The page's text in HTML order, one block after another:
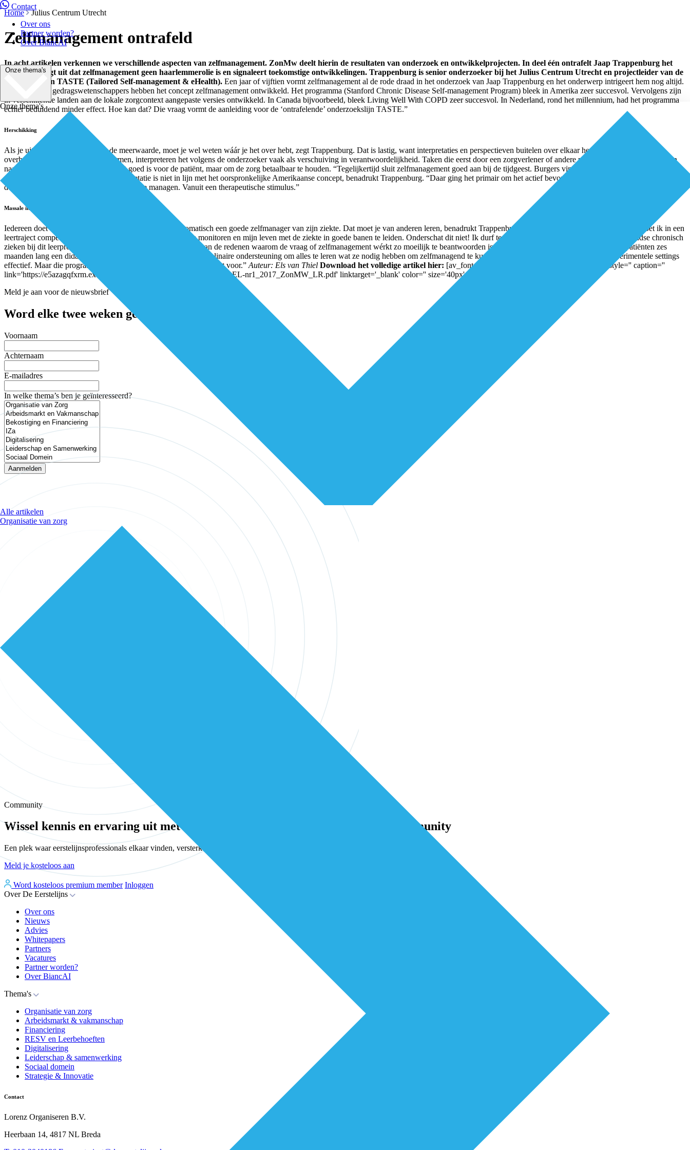
Contact
Over ons
Partner worden?
Over BiancAI
Onze thema's
Onze thema's
Alle artikelen
Organisatie van zorg
Home Julius Centrum Utrecht
Zelfmanagement ontrafeld
In acht artikelen verkennen we verschillende aspecten van zelfmanagement. ZonMw deelt hierin de resultaten van onderzoek en ontwikkelprojecten. In deel één ontrafelt Jaap Trappenburg het
begrip. Hij legt uit dat zelfmanagement geen haarlemmerolie is en signaleert toekomstige ontwikkelingen. Trappenburg is senior onderzoeker bij het Julius Centrum Utrecht en projectleider van de
onderzoekslijn TASTE (Tailored Self-management & eHealth). Een jaar of vijftien vormt zelfmanagement al de rode draad in het onderzoek van Jaap Trappenburg en het onderwerp intrigeert hem nog altijd.
“Amerikaanse gedragswetenschappers hebben het concept zelfmanagement ontwikkeld. Het programma (Stanford Chronic Disease Self-management Program) bleek in Amerika zeer succesvol. Vervolgens zijn
in verschillende landen aan de lokale zorgcontext aangepaste versies ontwikkeld. In Canada bijvoorbeeld, bleek Living Well With COPD zeer succesvol. In Nederland, rond het millennium, had het programma
echter beduidend minder effect. Hoe kan dat? Die vraag vormt de aanleiding voor de ‘ontrafelende’ onderzoekslijn TASTE.”
Herschikking
Als je uitspraken wilt doen over de meerwaarde, moet je wel weten wáár je het over hebt, zegt Trappenburg. Dat is lastig, want interpretaties en perspectieven buitelen over elkaar heen. Beleidsmakers en
overheid die zelfmanagement omarmen, interpreteren het volgens de onderzoeker vaak als verschuiving in verantwoordelijkheid. Taken die eerst door een zorgverlener of andere partij uitgevoerd worden, gaan
naar de patiënt. Niet zozeer omdat dat goed is voor de patiënt, maar om de zorg betaalbaar te houden. “Tegelijkertijd sluit zelfmanagement goed aan bij de tijdgeest. Burgers vinden het fijn om meer autonomie en
eigen regie te hebben.” Maar, die interpretatie is niet in lijn met het oorspronkelijke Amerikaanse concept, benadrukt Trappenburg. “Daar ging het primair om het actief bevorderen van competenties en kennis bij
de chronische patiënt om zijn eigen ziekte te managen. Vanuit een therapeutische stimulus.”
Massale investering
Iedereen doet aan zelfmanagement, maar niemand is automatisch een goede zelfmanager van zijn ziekte. Dat moet je van anderen leren, benadrukt Trappenburg. “Wanneer ik een aandoening krijg, moet ik in een
leertraject competenties en kennis opdoen om mijn ziekte te monitoren en mijn leven met de ziekte in goede banen te leiden. Onderschat dit niet! Ik durf te stellen dat een groot deel van de Nederlandse chronisch
zieken bij dit leerproces suboptimaal begeleid is.” Het is een van de redenen waarom de vraag of zelfmanagement wérkt zo moeilijk te beantwoorden is. “Zelfmanagementprogramma’s waarbij patiënten zes
maanden lang een didactische ‘stootkuur’ krijgen met multidisciplinaire ondersteuning om alles te leren wat ze nodig hebben om zelfmanagend te kunnen zijn, blijken in de literatuur en in experimentele settings
effectief. Maar die programma’s komen in de dagelijkse praktijk niet voor.” Auteur: Els van Thiel Download het volledige artikel hier: [av_font_icon icon='ue82d' font='entypo-fontello' style='' caption=''
link='https://e5azagqfxrm.exactdn.com/wp-content/uploads/2017/01/DEL-nr1_2017_ZonMW_LR.pdf' linktarget='_blank' color='' size='40px' position='left'][/av_font_icon]
Meld je aan voor de nieuwsbrief
Word elke twee weken geïnspireerd en mis niets
Voornaam
Achternaam
E-mailadres
In welke thema’s ben je geïnteresseerd?
Aanmelden
Community
Wissel kennis en ervaring uit met andere eerstelijns professionals in onze community
Een plek waar eerstelijnsprofessionals elkaar vinden, versterken en samen verder bouwen aan betere zorg.
Meld je kosteloos aan
Word kosteloos premium member Inloggen
Over De Eerstelijns
Over ons
Nieuws
Advies
Whitepapers
Partners
Vacatures
Partner worden?
Over BiancAI
Thema's
Organisatie van zorg
Arbeidsmarkt & vakmanschap
Financiering
RESV en Leerbehoeften
Digitalisering
Leiderschap & samenwerking
Sociaal domein
Strategie & Innovatie
Contact
Lorenz Organiseren B.V.
Heerbaan 14, 4817 NL Breda